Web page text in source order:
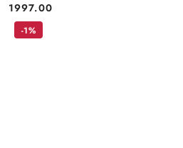
Cena:
1997.00
-1%